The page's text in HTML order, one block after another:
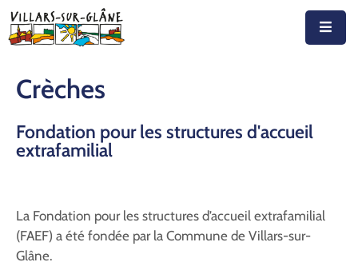
Agenda
Prestations
Documents
Crèches
Fondation pour les structures d'accueil
extrafamilial
La Fondation pour les structures d’accueil extrafamilial
(FAEF) a été fondée par la Commune de Villars-sur-
Glâne.